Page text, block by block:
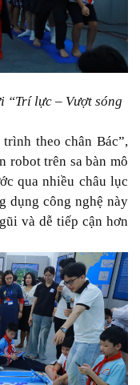
“Trí lực – Vượt sóng
theo chân Bác”,
robot trên sa bàn mô
qua nhiều châu lục
dụng công nghệ này
và dễ tiếp cận hơn